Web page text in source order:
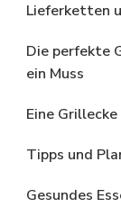
Lieferketten
Die perfekte
ein Muss
Eine
Tipps und
Gesundes